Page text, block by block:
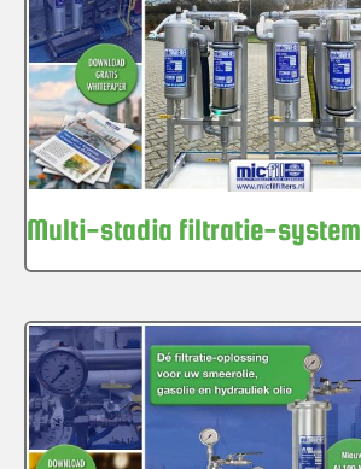
Multi-stadia filtratie-